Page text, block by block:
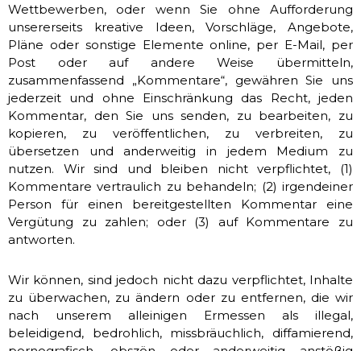
Wettbewerben, oder wenn Sie ohne Aufforderung
unsererseits kreative Ideen, Vorschläge, Angebote,
Pläne oder sonstige Elemente online, per E-Mail, per
Post oder auf andere Weise übermitteln,
zusammenfassend „Kommentare“, gewähren Sie uns
jederzeit und ohne Einschränkung das Recht, jeden
Kommentar, den Sie uns senden, zu bearbeiten, zu
kopieren, zu veröffentlichen, zu verbreiten, zu
übersetzen und anderweitig in jedem Medium zu
nutzen. Wir sind und bleiben nicht verpflichtet, (1)
Kommentare vertraulich zu behandeln; (2) irgendeiner
Person für einen bereitgestellten Kommentar eine
Vergütung zu zahlen; oder (3) auf Kommentare zu
antworten.
Wir können, sind jedoch nicht dazu verpflichtet, Inhalte
zu überwachen, zu ändern oder zu entfernen, die wir
nach unserem alleinigen Ermessen als illegal,
beleidigend, bedrohlich, missbräuchlich, diffamierend,